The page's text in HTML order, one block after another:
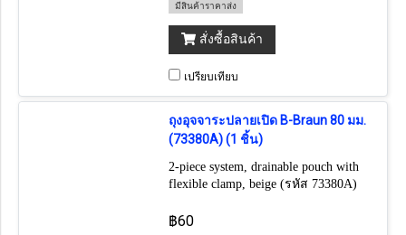
มีสินค้าราคาส่ง
สั่งซื้อสินค้า
เปรียบเทียบ
ถุงอุจจาระปลายเปิด B-Braun 80 มม.
(73380A) (1 ชิ้น)
2-piece system, drainable pouch with
flexible clamp, beige (รหัส 73380A)
฿60